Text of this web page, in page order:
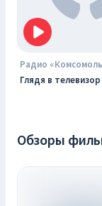
Глядя в телевизор
Обзоры